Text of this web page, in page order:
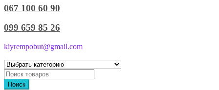
067 100 60 90
099 659 85 26
kiyrempobut@gmail.com
Поиск